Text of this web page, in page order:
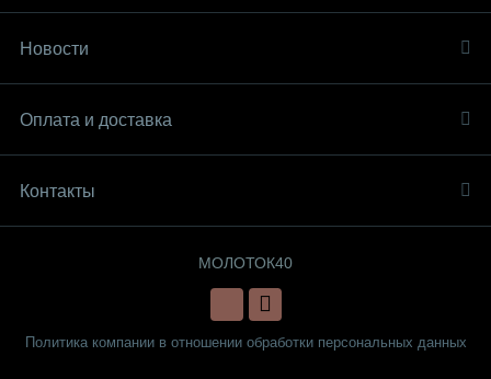
Новости
Оплата и доставка
Контакты
МОЛОТОК40
Политика компании в отношении обработки персональных данных